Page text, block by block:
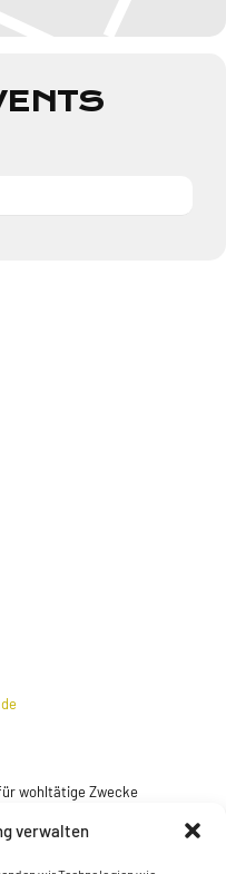
verwalten
wohltätige Zwecke